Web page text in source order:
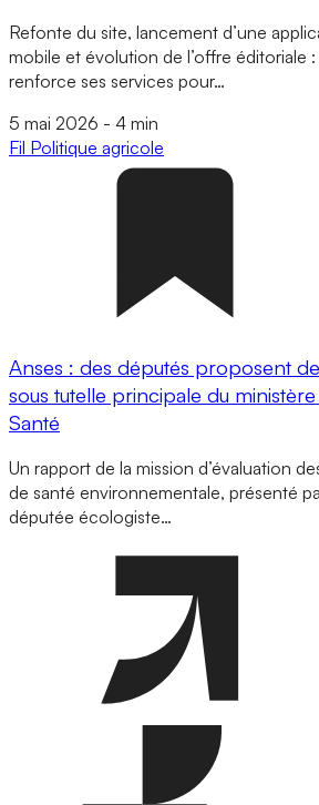
Refonte du site, lancement d’une
mobile et évolution de l’offre éditoriale :
renforce ses services pour…
5 mai 2026 - 4 min
Fil Politique agricole
Anses : des députés proposent
sous tutelle principale du
Santé
Un rapport de la mission d’évaluation
de santé environnementale, présenté
députée écologiste…